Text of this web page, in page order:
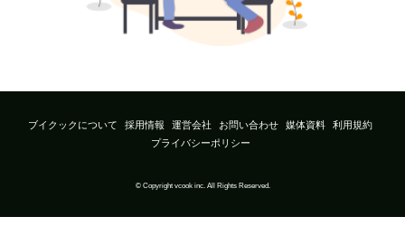
ブイクックについて 採用情報 運営会社 お問い合わせ 媒体資料
利用規約
プライバシーポリシー
© Copyright vcook inc. All Rights Reserved.